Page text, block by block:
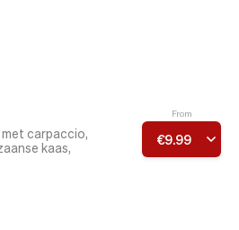
erbij!
carpaccio,
kaas,
From
€9.99